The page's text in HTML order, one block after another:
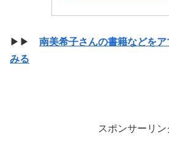
▶▶ 南美希子さんの書籍などを
みる
スポンサーリン